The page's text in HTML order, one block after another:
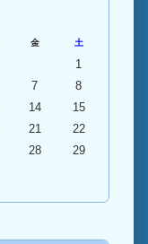
金 土
1
7
8
14
15
21
22
28
29